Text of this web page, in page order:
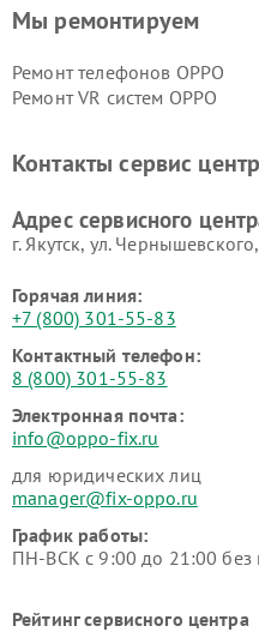
Мы ремонтируем
Ремонт телефонов OPPO
Ремонт VR систем OPPO
Контакты сервис
Адрес сервисного
г. Якутск, ул.
Горячая линия:
+7 (800) 301-55-83
Контактный телефон:
8 (800) 301-55-83
Электронная почта:
info@oppo-fix.ru
для юридических лиц
manager@fix-oppo.ru
График работы:
ПН-ВСК с 9:00 до 21:00
Рейтинг сервисного центра